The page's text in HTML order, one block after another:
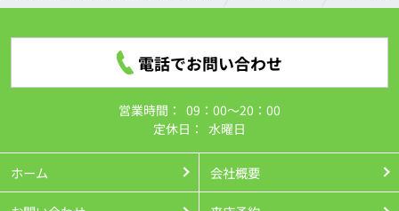
電話でお問い合わせ
営業時間： 09：00～20：00
定休日： 水曜日
ホーム 会社概要